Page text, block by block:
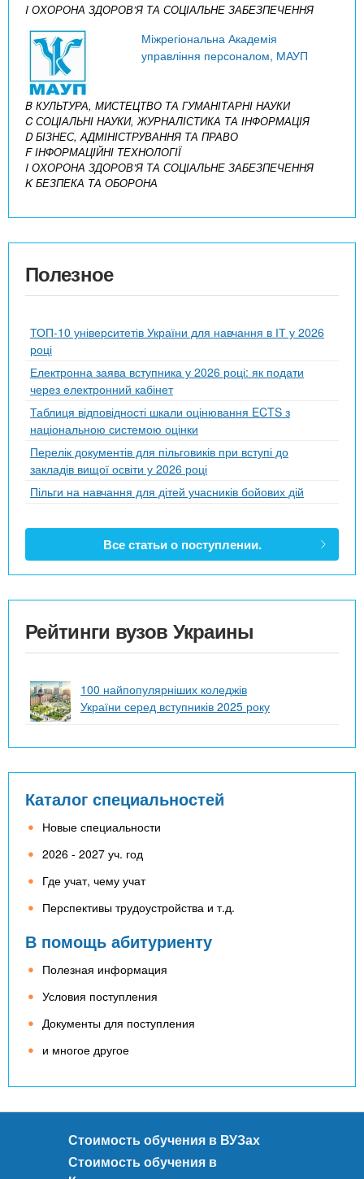
I ОХОРОНА ЗДОРОВ’Я ТА СОЦІАЛЬНЕ ЗАБЕЗПЕЧЕННЯ
Міжрегіональна Академія
управління персоналом, МАУП
B КУЛЬТУРА, МИСТЕЦТВО ТА ГУМАНІТАРНІ НАУКИ
C СОЦІАЛЬНІ НАУКИ, ЖУРНАЛІСТИКА ТА ІНФОРМАЦІЯ
D БІЗНЕС, АДМІНІСТРУВАННЯ ТА ПРАВО
F ІНФОРМАЦІЙНІ ТЕХНОЛОГІЇ
I ОХОРОНА ЗДОРОВ’Я ТА СОЦІАЛЬНЕ ЗАБЕЗПЕЧЕННЯ
K БЕЗПЕКА ТА ОБОРОНА
Полезное
ТОП-10 університетів України для навчання в ІТ у 2026
році
Електронна заява вступника у 2026 році: як подати
через електронний кабінет
Таблиця відповідності шкали оцінювання ECTS з
національною системою оцінки
Перелік документів для пільговиків при вступі до
закладів вищої освіти у 2026 році
Пільги на навчання для дітей учасників бойових дій
Все статьи о поступлении.
Рейтинги вузов Украины
100 найпопулярніших коледжів
України серед вступників 2025 року
Каталог специальностей
Новые специальности
2026 - 2027 уч. год
Где учат, чему учат
Перспективы трудоустройства и т.д.
В помощь абитуриенту
Полезная информация
Условия поступления
Документы для поступления
и многое другое
Стоимость обучения в ВУЗах
Стоимость обучения в